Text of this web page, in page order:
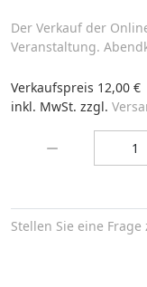
Der Verkauf der
Veranstaltung.
Verkaufspreis 12,00 €
inkl. MwSt. zzgl.
Stellen Sie eine